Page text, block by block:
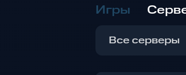
Игры
Все серверы